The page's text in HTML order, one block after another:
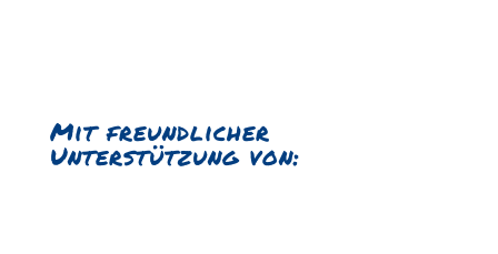
Mit freundlicher
Unterstützung von: